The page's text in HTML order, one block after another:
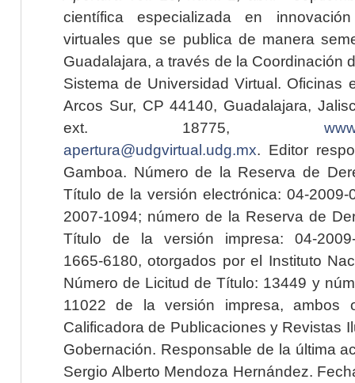
científica especializada en
virtuales que se publica de manera
Guadalajara, a través de la Coordinación
Sistema de Universidad Virtual. Oficinas
Arcos Sur, CP 44140, Guadalajara,
ext. 18775,
apertura@udgvirtual.udg.mx. Editor
Gamboa. Número de la Reserva de
Título de la versión electrónica: 04-2009-
2007-1094; número de la Reserva de
Título de la versión impresa: 04-2009-
1665-6180, otorgados por el Instituto
Número de Licitud de Título: 13449 y
11022 de la versión impresa, ambos
Calificadora de Publicaciones y Revistas
Gobernación. Responsable de la última
Sergio Alberto Mendoza Hernández.